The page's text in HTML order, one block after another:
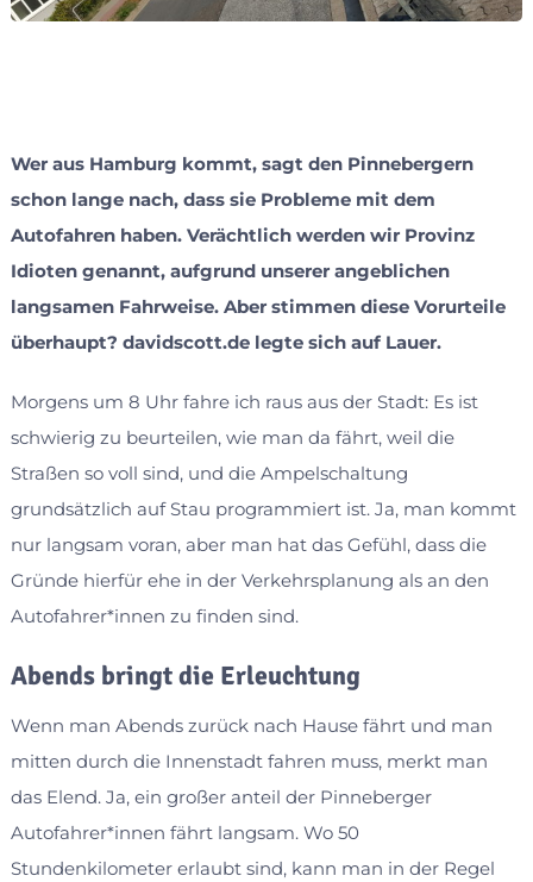
Wer aus Hamburg kommt, sagt den Pinnebergern
schon lange nach, dass sie Probleme mit dem
Autofahren haben. Verächtlich werden wir Provinz
Idioten genannt, aufgrund unserer angeblichen
langsamen Fahrweise. Aber stimmen diese Vorurteile
überhaupt? davidscott.de legte sich auf Lauer.
Morgens um 8 Uhr fahre ich raus aus der Stadt: Es ist
schwierig zu beurteilen, wie man da fährt, weil die
Straßen so voll sind, und die Ampelschaltung
grundsätzlich auf Stau programmiert ist. Ja, man kommt
nur langsam voran, aber man hat das Gefühl, dass die
Gründe hierfür ehe in der Verkehrsplanung als an den
Autofahrer*innen zu finden sind.
Abends bringt die Erleuchtung
Wenn man Abends zurück nach Hause fährt und man
mitten durch die Innenstadt fahren muss, merkt man
das Elend. Ja, ein großer anteil der Pinneberger
Autofahrer*innen fährt langsam. Wo 50
Stundenkilometer erlaubt sind, kann man in der Regel